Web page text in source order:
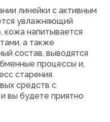
линейки с активным
увлажняющий
кожа напитывается
а также
состав, выводятся
процессы и,
старения.
средств с
и вы будете приятно